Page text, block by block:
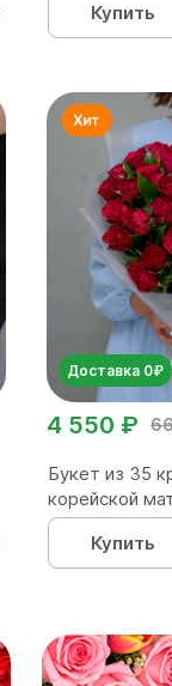
Купить
Доставка 0₽
4 550 ₽
Букет из 35
корейской
Купить